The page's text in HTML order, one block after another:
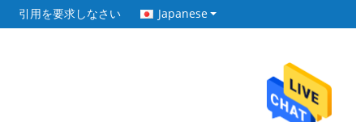
引用を要求しなさい Japanese